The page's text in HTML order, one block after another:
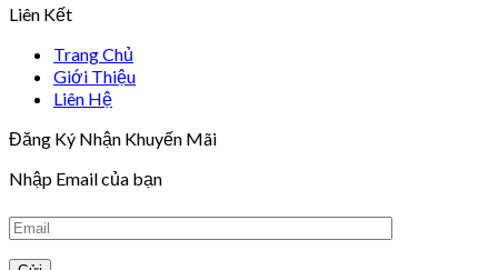
Liên Kết
Trang Chủ
Giới Thiệu
Liên Hệ
Đăng Ký Nhận Khuyến Mãi
Nhập Email của bạn